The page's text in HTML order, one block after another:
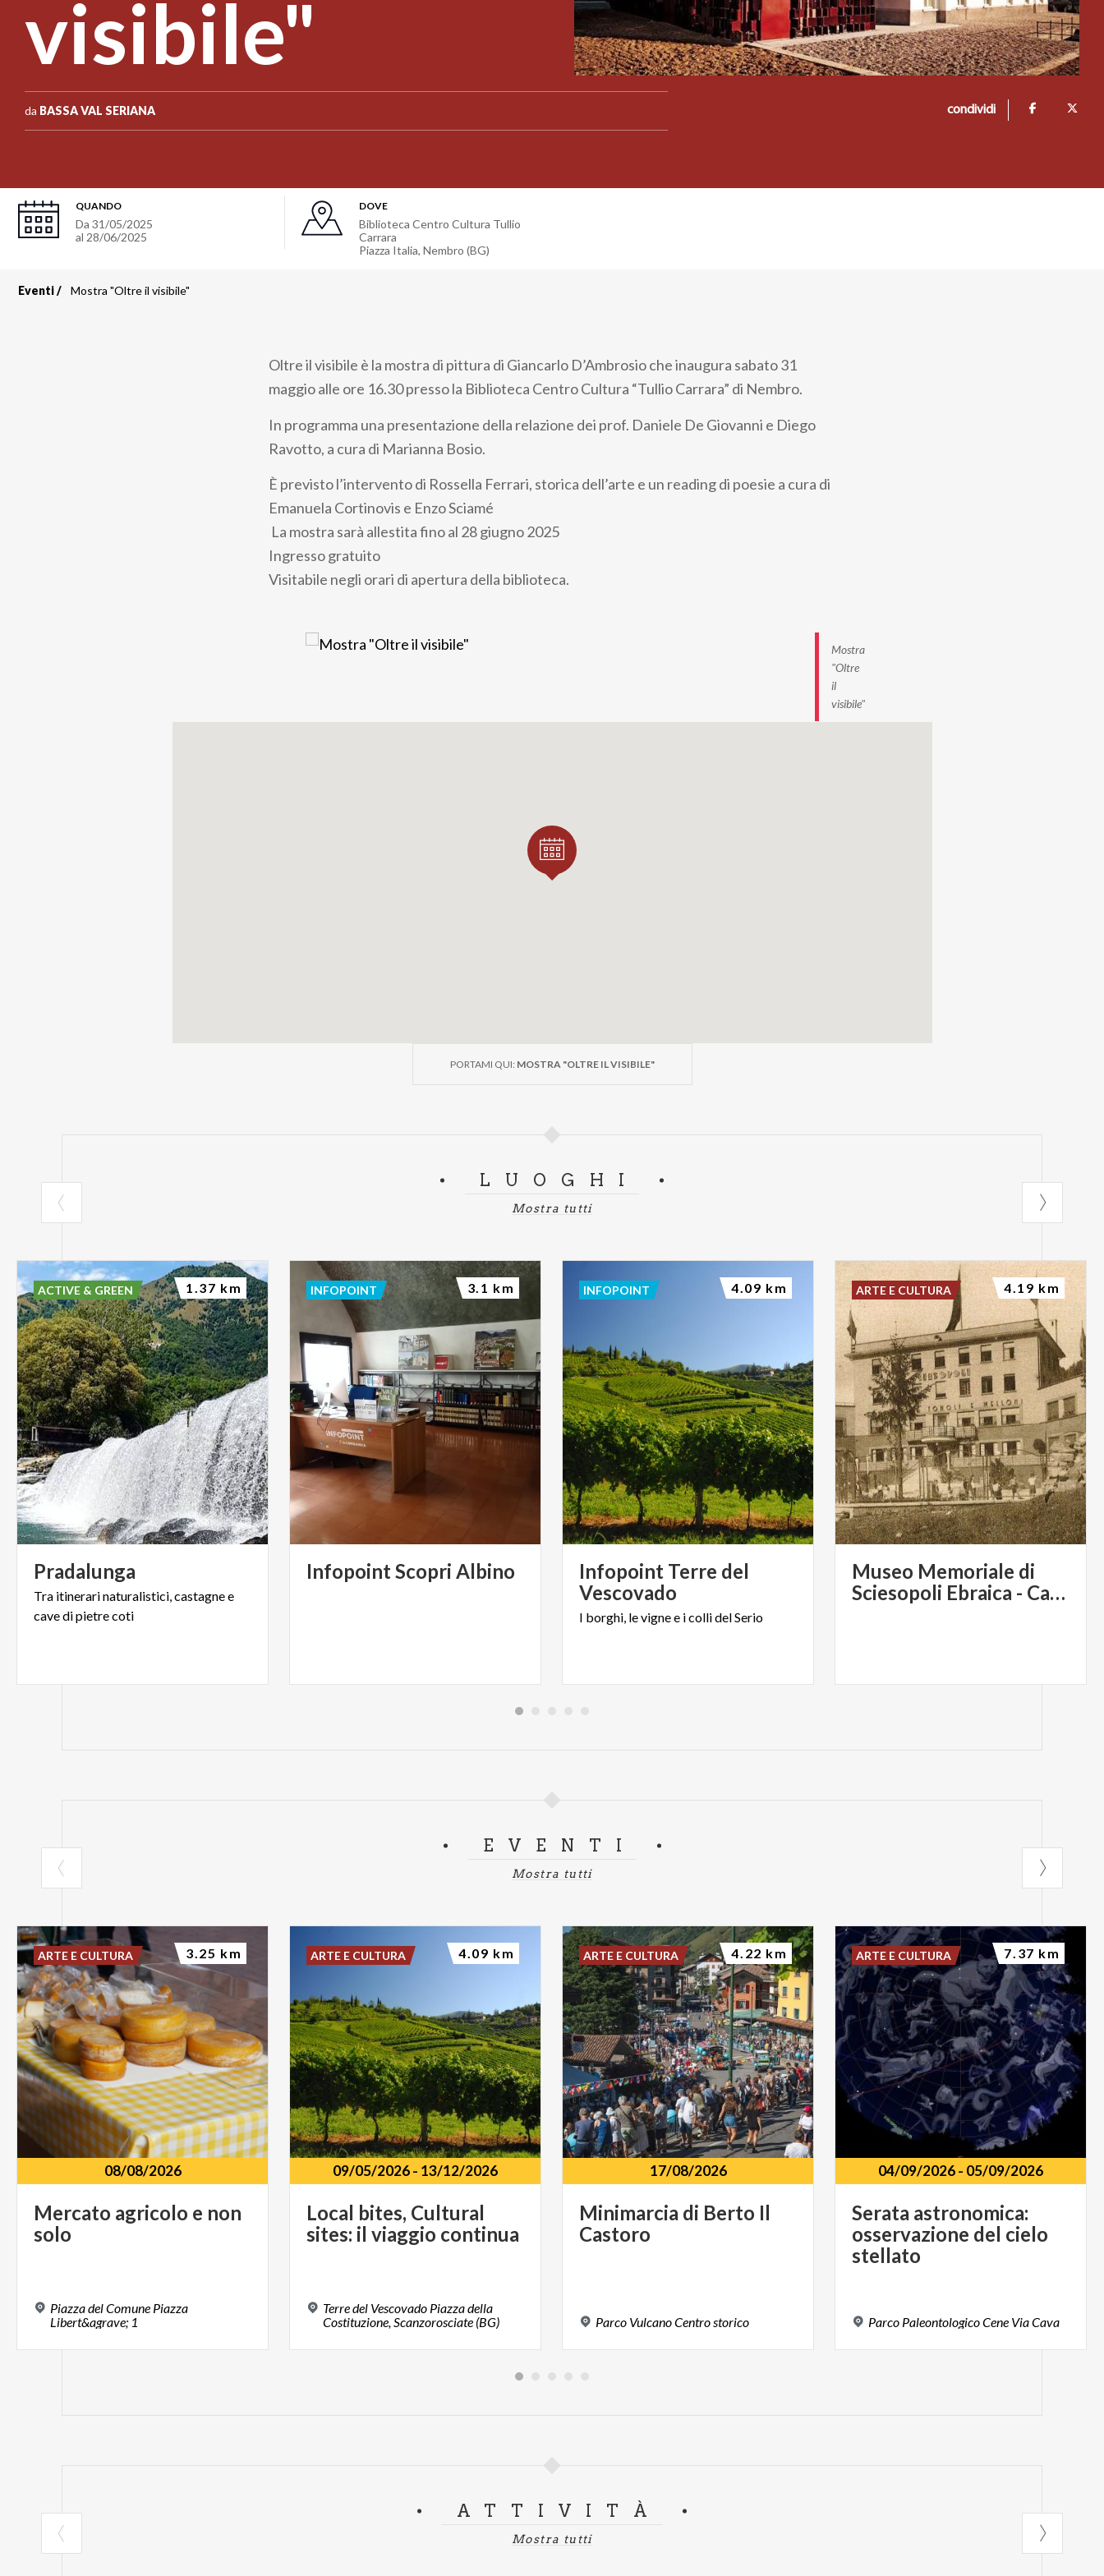
visibile"
da BASSA VAL SERIANA condividi
QUANDO
Da 31/05/2025
al 28/06/2025
DOVE
Biblioteca Centro Cultura Tullio
Carrara
Piazza Italia, Nembro (BG)
Eventi Mostra "Oltre il visibile"
Oltre il visibile è la mostra di pittura di Giancarlo D’Ambrosio che inaugura sabato 31
maggio alle ore 16.30 presso la Biblioteca Centro Cultura “Tullio Carrara” di Nembro.
In programma una presentazione della relazione dei prof. Daniele De Giovanni e Diego
Ravotto, a cura di Marianna Bosio.
È previsto l’intervento di Rossella Ferrari, storica dell’arte e un reading di poesie a cura di
Emanuela Cortinovis e Enzo Sciamé
La mostra sarà allestita fino al 28 giugno 2025
Ingresso gratuito
Visitabile negli orari di apertura della biblioteca.
Mostra
"Oltre
il
visibile"
PORTAMI QUI: MOSTRA "OLTRE IL VISIBILE"
LUOGHI
Mostra tutti
Pradalunga
Tra itinerarinaturalistici,castagnee
cavedipietrecoti
ACTIVE & GREEN 1.37 km
InfopointScopri Albino
INFOPOINT 3.1 km
Infopoint Terre del
Vescovado
I borghi, levignee icollidelSerio
INFOPOINT 4.09 km
Museo Memoriale di
Sciesopoli Ebraica - Casa dei Bambini di Selvino
ARTE E CULTURA 4.19 km
EVENTI
Mostra tutti
08/08/2026
Mercato agricolo e non
solo
Piazza del Comune Piazza
Libert&agrave; 1
ARTE E CULTURA 3.25 km
09/05/2026- 13/12/2026
Local bites, Cultural
sites: il viaggio continua
Terre del Vescovado Piazza della
Costituzione, Scanzorosciate (BG)
ARTE E CULTURA 4.09 km
17/08/2026
Minimarcia di Berto Il
Castoro
Parco VulcanoCentrostorico
ARTE E CULTURA 4.22 km
04/09/2026- 05/09/2026
Serata astronomica:
osservazione del cielo
stellato
Parco PaleontologicoCene ViaCava
ARTE E CULTURA 7.37 km
ATTIVITÀ
Mostra tutti